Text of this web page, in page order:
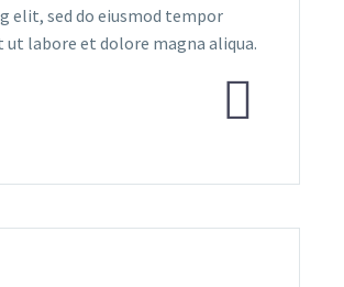
elit, sed do eiusmod tempor
ut labore et dolore magna aliqua.

